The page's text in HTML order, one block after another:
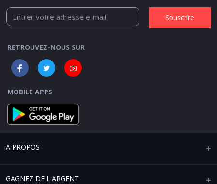
Souscrire
RETROUVEZ-NOUS SUR
MOBILE APPS
A PROPOS
Qui sommes-nous ?
GAGNEZ DE L'ARGENT